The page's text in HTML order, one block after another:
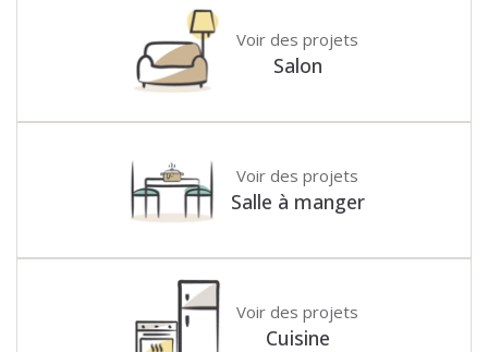
univers permet de se préparer le matin en toute
sérénité avec du bois adapté que l'on peut retrouver en
décoration murale avec des tasseaux ou encore pour le
retrouverez des chaises bistro en rotin, une lanterne
en bambou et en verre ou encore une table à manger
en pin massif. Enfin, dans une entrée, cette déco est
la porte. Alors, cet univers vous tente ?
Voir des projets
Salon
Voir des projets
Salle à manger
Voir des projets
Cuisine